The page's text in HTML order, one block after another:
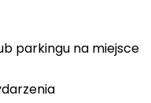
parkingu na miejsce